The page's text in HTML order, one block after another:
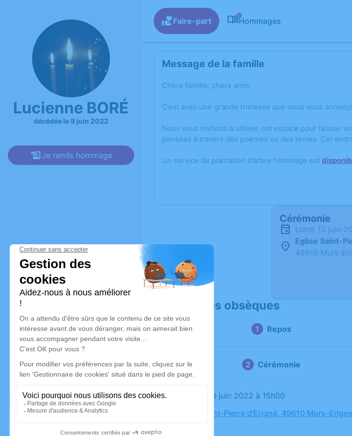
Lucienne BORÉ
décédée le 9 juin 2022
Je rends hommage
Faire-part Hommages
Message de la famille
Chère famille, chers amis,
C’est avec une grande tristesse que nous vous
Nous vous invitons à utiliser cet espace pour laisser
pensées à travers des poèmes ou des textes. Cet
Un service de plantation d’arbre hommage est
Cérémonie
lundi 13 juin
Eglise Saint-
49610 Murs-
Déroulé des obsèques
Repos
Cérémonie
Le lundi 13 juin 2022 à 15h00
Eglise Saint-Pierre d'Erigné, 49610 Murs-